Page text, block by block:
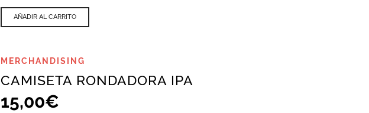
AÑADIR AL CARRITO
MERCHANDISING
CAMISETA RONDADORA IPA
15,00€